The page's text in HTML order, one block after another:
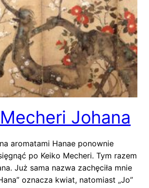
Johana
aromatami Hanae ponownie
po Keiko Mecheri. Tym razem
Już sama nazwa zachęciła mnie
oznacza kwiat, natomiast „Jo”